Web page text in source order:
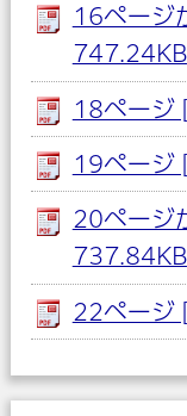
16ページ
747.24KB]
18ページ
19ページ
20ページ
737.84KB]
22ページ